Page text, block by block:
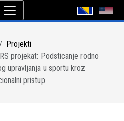
Projekti
projekat: Podsticanje rodno
upravljanja u sportu kroz
pristup